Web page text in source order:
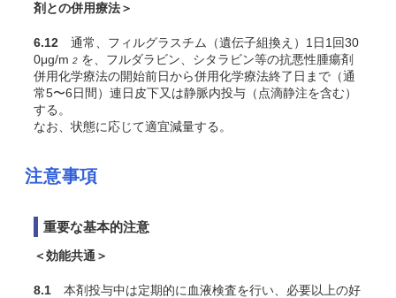
剤との併用療法＞
6.12 通常、フィルグラスチム（遺伝子組換え）1日1回30
0μg/m 2 を、フルダラビン、シタラビン等の抗悪性腫瘍剤
併用化学療法の開始前日から併用化学療法終了日まで（通
常5〜6日間）連日皮下又は静脈内投与（点滴静注を含む）
する。
なお、状態に応じて適宜減量する。
注意事項
重要な基本的注意
＜効能共通＞
8.1 本剤投与中は定期的に血液検査を行い、必要以上の好